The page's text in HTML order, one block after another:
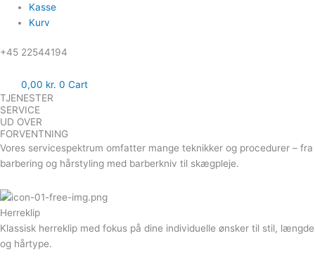
Kasse
Kurv
‪+45 22544194
0,00 kr. 0 Cart
TJENESTER
SERVICE
UD OVER
FORVENTNING
Vores servicespektrum omfatter mange teknikker og procedurer – fra
barbering og hårstyling med barberkniv til skægpleje.
Herreklip
Klassisk herreklip med fokus på dine individuelle ønsker til stil, længde
og hårtype.